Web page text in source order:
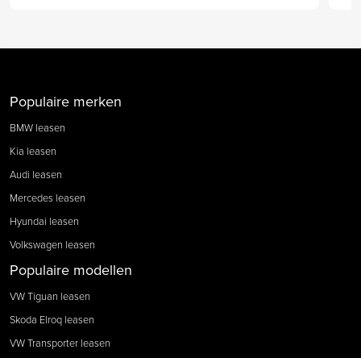
Populaire merken
BMW leasen
Kia leasen
Audi leasen
Mercedes leasen
Hyundai leasen
Volkswagen leasen
Populaire modellen
VW Tiguan leasen
Skoda Elroq leasen
VW Transporter leasen